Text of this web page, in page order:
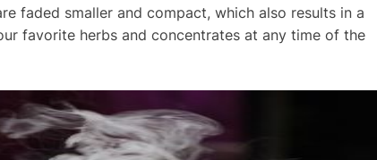
faded smaller and compact, which also results in a
favorite herbs and concentrates at any time of the